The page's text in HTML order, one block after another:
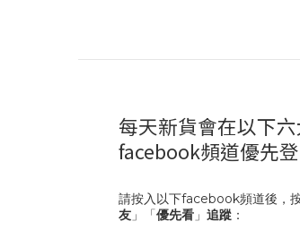
每天新貨會在以下
facebook頻道優先
請按入以下facebook頻道後，
友 」「優先看 」 追蹤 ：